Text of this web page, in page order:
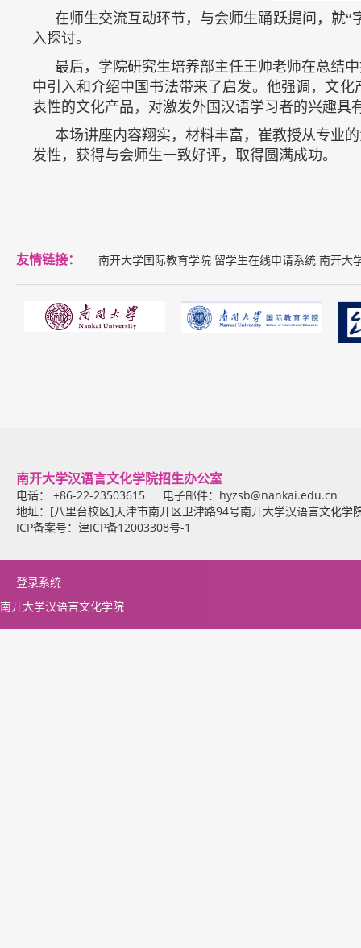
在师生交流互动环节，与会师生踊跃提问，就
入探讨。
最后，学院研究生培养部主任王帅老师在总结
中引入和介绍中国书法带来了启发。他强调，文
表性的文化产品，对激发外国汉语学习者的兴趣具
本场讲座内容翔实，材料丰富，崔教授从专业
发性，获得与会师生一致好评，取得圆满成功。
友情链接： 南开大学国际教育学院 留学生在线申请系统 南开大
南开大学汉语言文化学院招生办公室
电话： +86-22-23503615 电子邮件： hyzsb@nankai.edu.cn
地址：[八里台校区]天津市南开区卫津路94号南开大学汉语言文化
ICP备案号：津ICP备12003308号-1
登录系统
南开大学汉语言文化学院